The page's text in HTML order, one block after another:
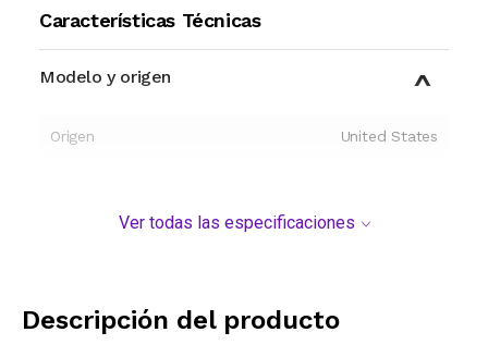
Características Técnicas
Modelo y origen
Origen United States
Ver todas las especificaciones
Descripción del producto